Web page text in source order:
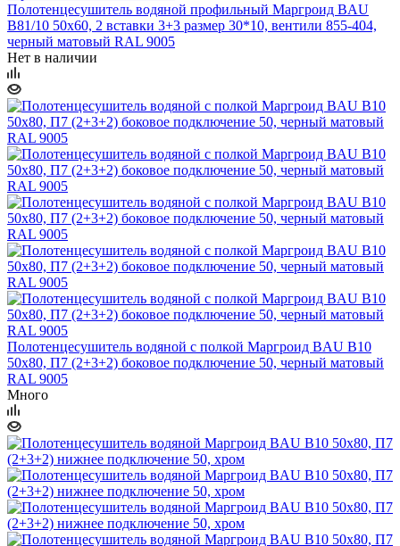
Полотенцесушитель водяной профильный Маргроид BAU
В81/10 50х60, 2 вставки 3+3 размер 30*10, вентили 855-404,
черный матовый RAL 9005
Нет в наличии
Полотенцесушитель водяной с полкой Маргроид BAU В10
50х80, П7 (2+3+2) боковое подключение 50, черный матовый
RAL 9005
Много